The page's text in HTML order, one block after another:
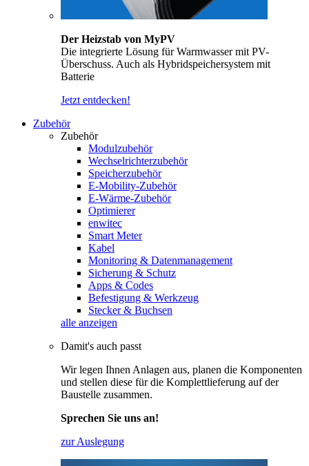
Der Heizstab von MyPV
Die integrierte Lösung für Warmwasser mit PV-
Überschuss. Auch als Hybridspeichersystem mit
Batterie
Jetzt entdecken!
Zubehör
Zubehör
Modulzubehör
Wechselrichterzubehör
Speicherzubehör
E-Mobility-Zubehör
E-Wärme-Zubehör
Optimierer
enwitec
Smart Meter
Kabel
Monitoring & Datenmanagement
Sicherung & Schutz
Apps & Codes
Befestigung & Werkzeug
Stecker & Buchsen
alle anzeigen
Damit's auch passt
Wir legen Ihnen Anlagen aus, planen die Komponenten
und stellen diese für die Komplettlieferung auf der
Baustelle zusammen.
Sprechen Sie uns an!
zur Auslegung